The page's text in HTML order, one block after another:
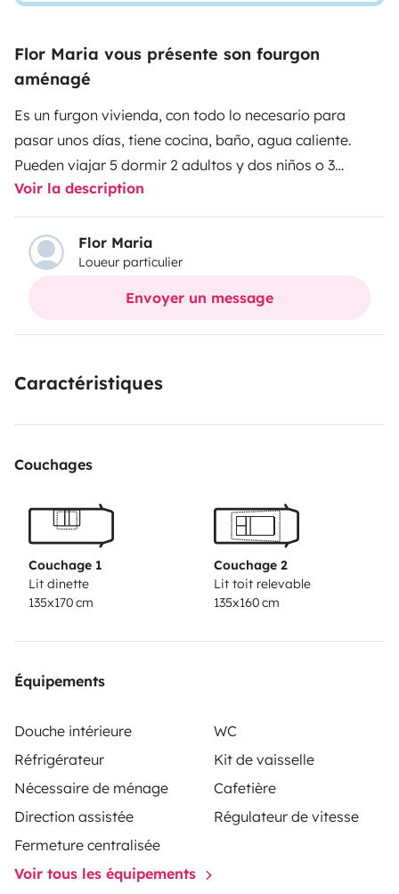
Flor Maria vous présente son fourgon
aménagé
Es un furgon vivienda, con todo lo necesario para
pasar unos días, tiene cocina, baño, agua caliente.
Pueden viajar 5 dormir 2 adultos y dos niños o 3
adultos. También disponemos de caseta y toldo pero
se alquilan aparte por si quieren ir más personas, en
este caso se ponen en contacto y se les dará precio. De
resto es muy cómoda y a disfrutar
Voir la description
Flor Maria
Loueur particulier
Envoyer un message
Caractéristiques
Couchages
Couchage 1
Lit dinette
135x170 cm
Couchage 2
Lit toit relevable
135x160 cm
Équipements
Douche intérieure
WC
Réfrigérateur
Kit de vaisselle
Nécessaire de ménage
Cafetière
Direction assistée
Régulateur de vitesse
Fermeture centralisée
Voir tous les équipements